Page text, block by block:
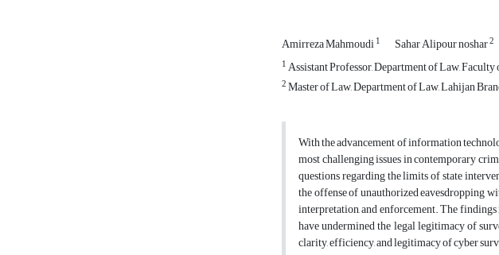
Amirreza Mahmoudi1 Sahar Alipour noshar2
1Assistant Professor, Department of Law,
2Master of Law, Department of Law, Lahijan
With the advancement of information
most challenging issues in contemporary
questions regarding the limits of state
the offense of unauthorized eavesdropping
interpretation, and enforcement. The
have undermined the legal legitimacy of
clarity, efficiency, and legitimacy of cyber